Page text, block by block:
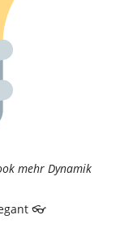
mehr Dynamik